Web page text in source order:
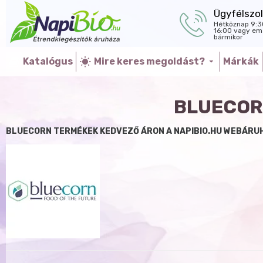
Hétköznap
16:00 vagy
bármikor
Katalógus Mire keres megoldást? Márkák
BLUECORN TERMÉKEK KEDVEZŐ ÁRON A NAPIBIO.HU